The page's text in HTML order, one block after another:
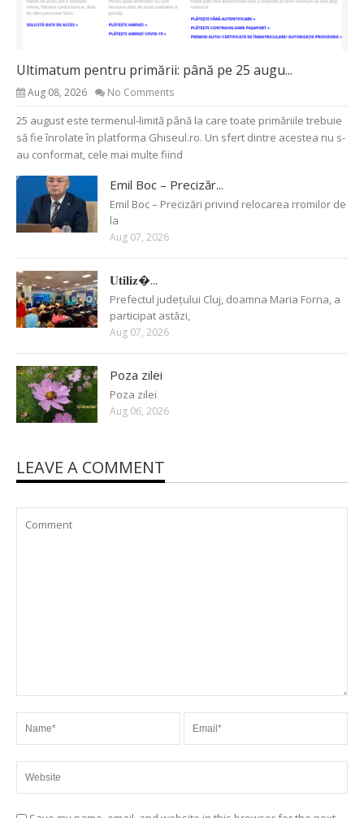
Ultimatum pentru primării: până pe 25 augu...
Aug 08, 2026 No Comments
25 august este termenul-limită până la care toate primăriile trebuie
să fie înrolate în platforma Ghiseul.ro. Un sfert dintre acestea nu s-
au conformat, cele mai multe fiind
Emil Boc – Precizăr...
Emil Boc – Precizări privind relocarea rromilor de
la
Aug 07, 2026
𝐔𝐭𝐢𝐥𝐢𝐳�...
Prefectul județului Cluj, doamna Maria Forna, a
participat astăzi,
Aug 07, 2026
Poza zilei
Poza zilei
Aug 06, 2026
LEAVE A COMMENT